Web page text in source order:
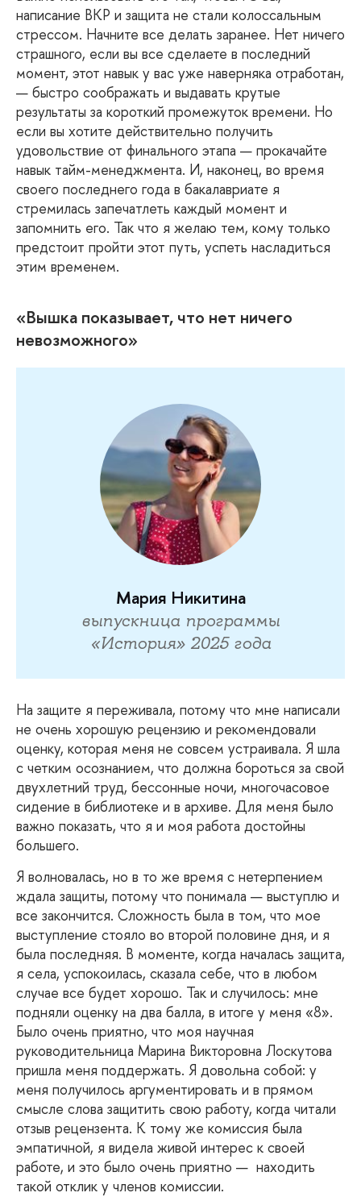
написание ВКР и защита не стали колоссальным
стрессом. Начните все делать заранее. Нет ничего
страшного, если вы все сделаете в последний
момент, этот навык у вас уже наверняка отработан,
— быстро соображать и выдавать крутые
результаты за короткий промежуток времени. Но
если вы хотите действительно получить
удовольствие от финального этапа — прокачайте
навык тайм-менеджмента. И, наконец, во время
своего последнего года в бакалавриате я
стремилась запечатлеть каждый момент и
запомнить его. Так что я желаю тем, кому только
предстоит пройти этот путь, успеть насладиться
этим временем.
«Вышка показывает, что нет ничего
невозможного»
Мария Никитина
выпускница программы
«История» 2025 года
На защите я переживала, потому что мне написали
не очень хорошую рецензию и рекомендовали
оценку, которая меня не совсем устраивала. Я шла
с четким осознанием, что должна бороться за свой
двухлетний труд, бессонные ночи, многочасовое
сидение в библиотеке и в архиве. Для меня было
важно показать, что я и моя работа достойны
большего.
Я волновалась, но в то же время с нетерпением
ждала защиты, потому что понимала — выступлю и
все закончится. Сложность была в том, что мое
выступление стояло во второй половине дня, и я
была последняя. В моменте, когда началась защита,
я села, успокоилась, сказала себе, что в любом
случае все будет хорошо. Так и случилось: мне
подняли оценку на два балла, в итоге у меня «8».
Было очень приятно, что моя научная
руководительница Марина Викторовна Лоскутова
пришла меня поддержать. Я довольна собой: у
меня получилось аргументировать и в прямом
смысле слова защитить свою работу, когда читали
отзыв рецензента. К тому же комиссия была
эмпатичной, я видела живой интерес к своей
работе, и это было очень приятно — находить
такой отклик у членов комиссии.